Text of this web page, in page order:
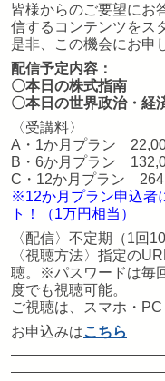
皆様からのご要望にお
信するコンテンツをス
是非、この機会にお申
配信予定内容：
〇本日の株式指南
〇本日の世界政治・経
〈受講料〉
A・1か月プラン
B・6か月プラン
C・12か月プラン
※12か月プラン申込者
ト！（1万円相当）
〈配信〉不定期（1回
〈視聴方法〉指定の
聴。※パスワードは毎
度でも視聴可能。
ご視聴は、スマホ・
お申込みはこちら